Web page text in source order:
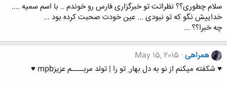
سلام چطوری؟؟ نظراتت تو خبرگزاری فارس رو خوندم .. با اسم سمیه ....
خداییش نگو که تو نبودی ... عین خودت صحبت کرده بود ...
چه خبرا؟؟ ...
همراهی May 15, 2015
♥ شکفته میکنم از نو به دل بهار ِ تو را | تولد مربــــم عزیزmpb ♥